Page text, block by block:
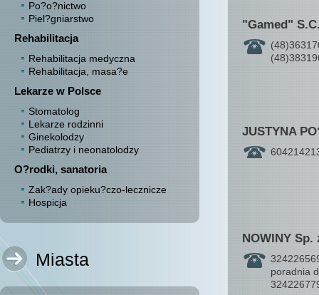
Po?o?nictwo
Piel?gniarstwo
Rehabilitacja
Rehabilitacja medyczna
Rehabilitacja, masa?e
Lekarze w Polsce
Stomatolog
Lekarze rodzinni
Ginekolodzy
Pediatrzy i neonatolodzy
O?rodki, sanatoria
Zak?ady opieku?czo-lecznicze
Hospicja
Miasta
"Gamed"
JUSTYNA
NOWINY Sp.
poradnia